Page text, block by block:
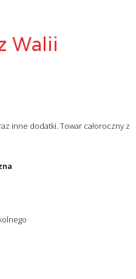
Walii
inne dodatki. Towar całoroczny z